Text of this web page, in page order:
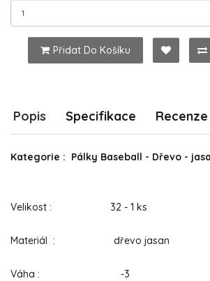
Přidat Do Košíku
Popis Specifikace
Kategorie : Pálky Baseball - Dřevo -
Velikost : 32 - 1 ks
Materiál : dřevo jasan
Váha : -3